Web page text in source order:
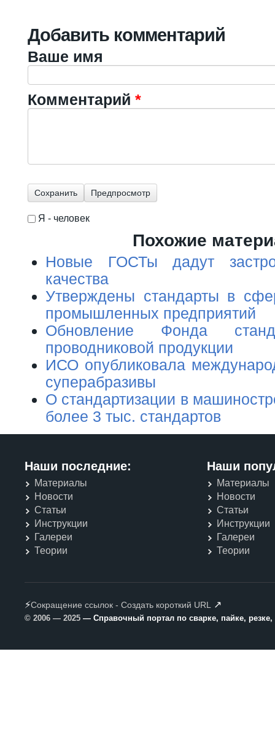
Добавить комментарий
Ваше имя
Комментарий *
Я - человек
Похожие
Новые ГОСТы дадут
качества
Утверждены стандарты в
промышленных предприятий
Обновление Фонда
проводниковой продукции
ИСО опубликовала
суперабразивы
О стандартизации в
более 3 тыс. стандартов
Наши последние:
Материалы
Новости
Статьи
Инструкции
Галереи
Теории
Наши
Материалы
Новости
Статьи
Инструкции
Галереи
Теории
⚡Сокращение ссылок - Создать короткий URL ↗
© 2006 — 2025 — Справочный портал по сварке, пайке,